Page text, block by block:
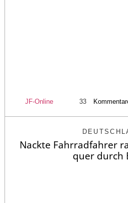
JF-Online 33
Nackte Fahrradfahrer
quer durch